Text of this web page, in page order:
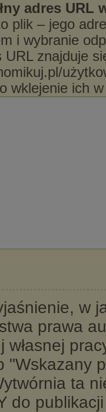
adres URL
plik – jego
i wybranie
URL znajduje
wklejenie ich
w
prawa
własnej
"Wskazany
ta
do